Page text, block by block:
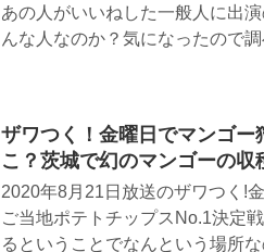
あの人がいいねした一般人に出
んな人なのか？気になったので調
ザワつく！金曜日でマンゴ
こ？茨城で幻のマンゴーの収
2020年8月21日放送のザワつく!
ご当地ポテトチップスNo.1決定
るということでなんという場所な